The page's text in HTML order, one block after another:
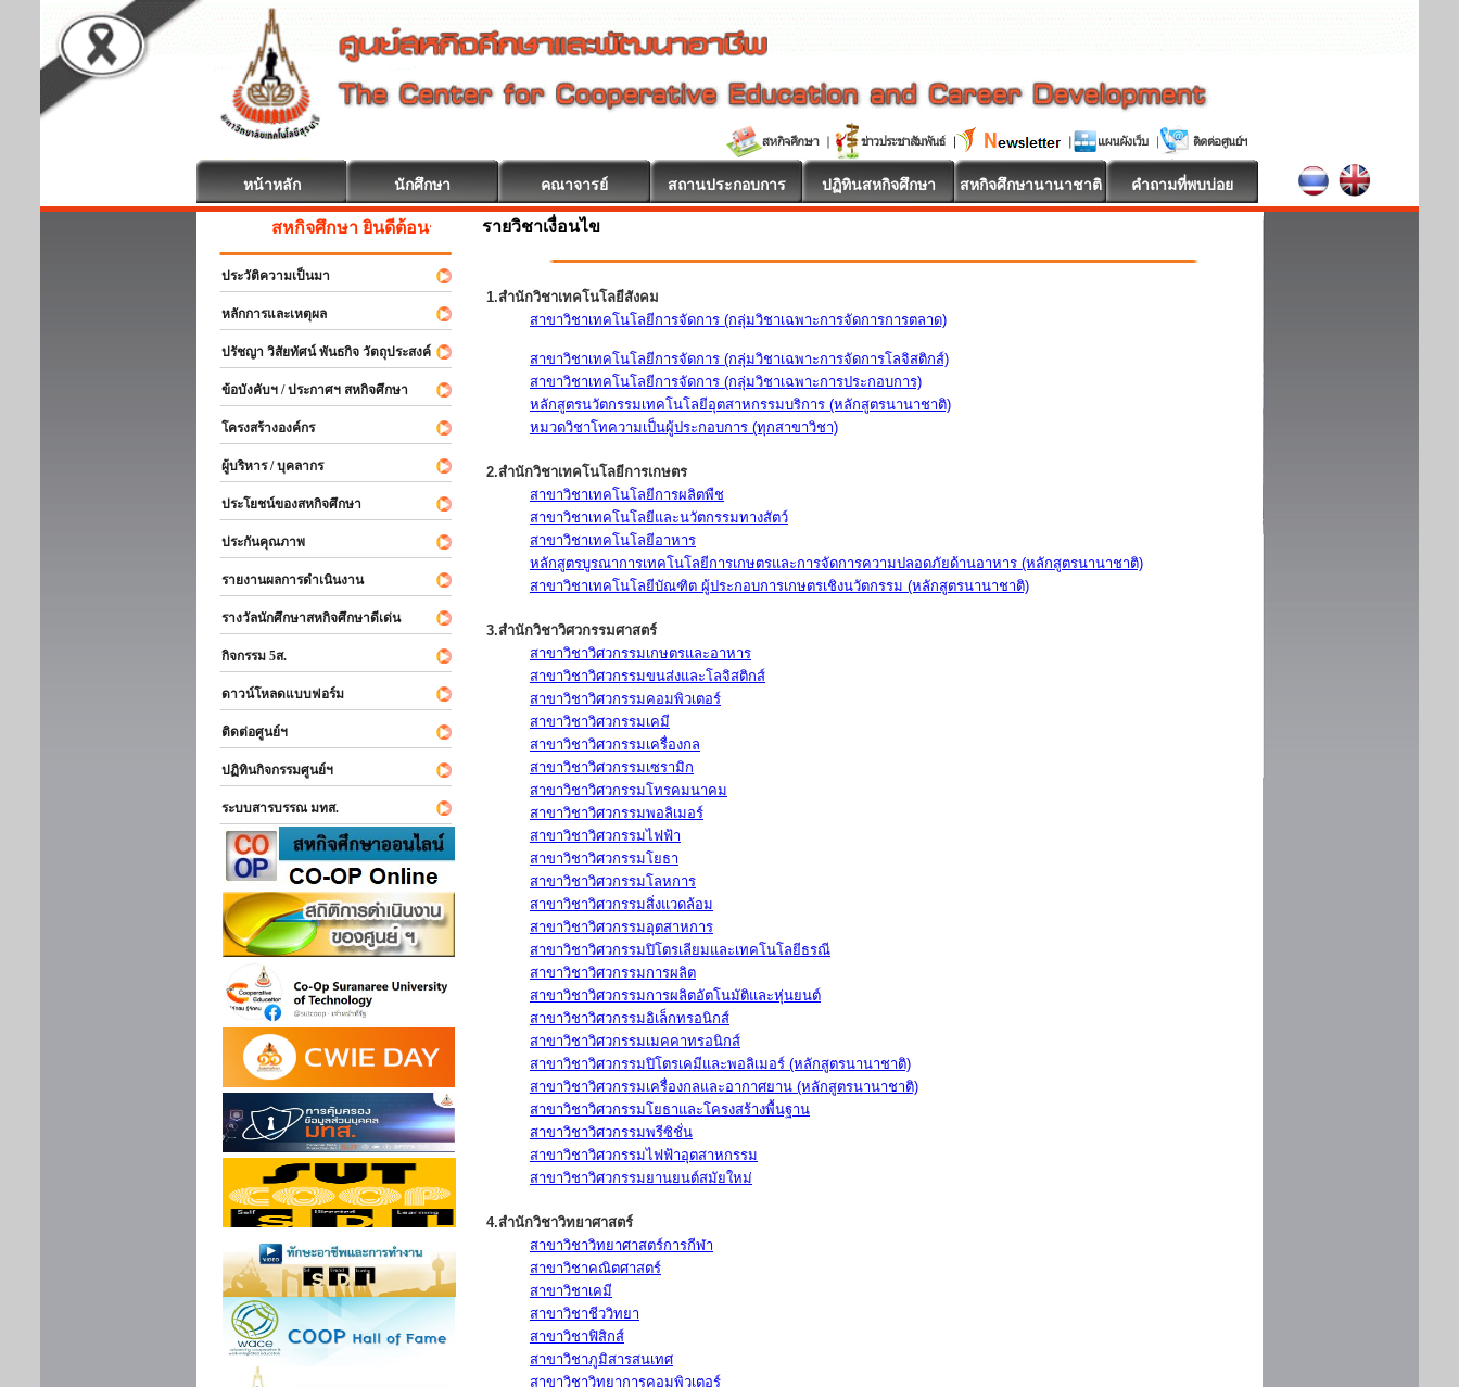
หน้าหลัก นักศึกษา คณาจารย์ สถานประกอบการ ปฏิทินสหกิจศึกษา สหกิจศึกษานานาชาติ คำถามที่พบบ่อย
สหกิจศึกษา ยินดีต้อนรับ
ประวัติความเป็นมา
หลักการและเหตุผล
ปรัชญา วิสัยทัศน์ พันธกิจ วัตถุประสงค์
ข้อบังคับฯ / ประกาศฯ สหกิจศึกษา
โครงสร้างองค์กร
ผู้บริหาร / บุคลากร
ประโยชน์ของสหกิจศึกษา
ประกันคุณภาพ
รายงานผลการดำเนินงาน
รางวัลนักศึกษาสหกิจศึกษาดีเด่น
กิจกรรม 5ส.
ดาวน์โหลดแบบฟอร์ม
ติดต่อศูนย์ฯ
ปฏิทินกิจกรรมศูนย์ฯ
ระบบสารบรรณ มทส.
รายวิชาเงื่อนไข
1.สำนักวิชาเทคโนโลยีสังคม
สาขาวิชาเทคโนโลยีการจัดการ (กลุ่มวิชาเฉพาะการจัดการการตลาด)
สาขาวิชาเทคโนโลยีการจัดการ (กลุ่มวิชาเฉพาะการจัดการโลจิสติกส์)
สาขาวิชาเทคโนโลยีการจัดการ (กลุ่มวิชาเฉพาะการประกอบการ)
หลักสูตรนวัตกรรมเทคโนโลยีอุตสาหกรรมบริการ (หลักสูตรนานาชาติ)
หมวดวิชาโทความเป็นผู้ประกอบการ (ทุกสาขาวิชา)
2.สำนักวิชาเทคโนโลยีการเกษตร
สาขาวิชาเทคโนโลยีการผลิตพืช
สาขาวิชาเทคโนโลยีและนวัตกรรมทางสัตว์
สาขาวิชาเทคโนโลยีอาหาร
หลักสูตรบูรณาการเทคโนโลยีการเกษตรและการจัดการความปลอดภัยด้านอาหาร (หลักสูตรนานาชาติ)
สาขาวิชาเทคโนโลยีบัณฑิต ผู้ประกอบการเกษตรเชิงนวัตกรรม (หลักสูตรนานาชาติ)
3.สำนักวิชาวิศวกรรมศาสตร์
สาขาวิชาวิศวกรรมเกษตรและอาหาร
สาขาวิชาวิศวกรรมขนส่งและโลจิสติกส์
สาขาวิชาวิศวกรรมคอมพิวเตอร์
สาขาวิชาวิศวกรรมเคมี
สาขาวิชาวิศวกรรมเครื่องกล
สาขาวิชาวิศวกรรมเซรามิก
สาขาวิชาวิศวกรรมโทรคมนาคม
สาขาวิชาวิศวกรรมพอลิเมอร์
สาขาวิชาวิศวกรรมไฟฟ้า
สาขาวิชาวิศวกรรมโยธา
สาขาวิชาวิศวกรรมโลหการ
สาขาวิชาวิศวกรรมสิ่งแวดล้อม
สาขาวิชาวิศวกรรมอุตสาหการ
สาขาวิชาวิศวกรรมปิโตรเลียมและเทคโนโลยีธรณี
สาขาวิชาวิศวกรรมการผลิต
สาขาวิชาวิศวกรรมการผลิตอัตโนมัติและหุ่นยนต์
สาขาวิชาวิศวกรรมอิเล็กทรอนิกส์
สาขาวิชาวิศวกรรมเมคคาทรอนิกส์
สาขาวิชาวิศวกรรมปิโตรเคมีและพอลิเมอร์ (หลักสูตรนานาชาติ)
สาขาวิชาวิศวกรรมเครื่องกลและอากาศยาน (หลักสูตรนานาชาติ)
สาขาวิชาวิศวกรรมโยธาและโครงสร้างพื้นฐาน
สาขาวิชาวิศวกรรมพรีซิชั่น
สาขาวิชาวิศวกรรมไฟฟ้าอุตสาหกรรม
สาขาวิชาวิศวกรรมยานยนต์สมัยใหม่
4.สำนักวิชาวิทยาศาสตร์
สาขาวิชาวิทยาศาสตร์การกีฬา
สาขาวิชาคณิตศาสตร์
สาขาวิชาเคมี
สาขาวิชาชีววิทยา
สาขาวิชาฟิสิกส์
สาขาวิชาภูมิสารสนเทศ
สาขาวิชาวิทยาการคอมพิวเตอร์